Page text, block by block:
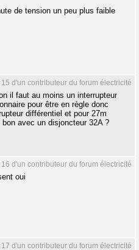
de tension un peu plus faible
d'un contributeur du forum électricité
il faut au moins un interrupteur
pour être en règle donc
différentiel et pour 27m
avec un disjoncteur 32A ?
d'un contributeur du forum électricité
oui
d'un contributeur du forum électricité